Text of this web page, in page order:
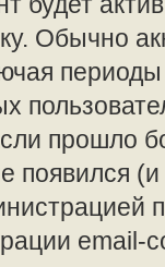
Обычно
периоды
прошло
появился
email-